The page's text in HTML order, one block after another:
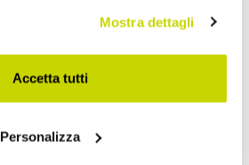
Mostra dettagli
Accetta tutti
Personalizza
€ 2.221,00